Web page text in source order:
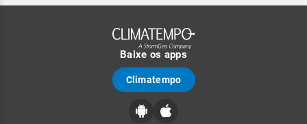
Baixe os apps
Climatempo